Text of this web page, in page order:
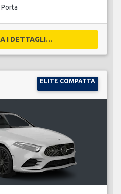
Porta
I DETTAGLI...
ELITE COMPATTA